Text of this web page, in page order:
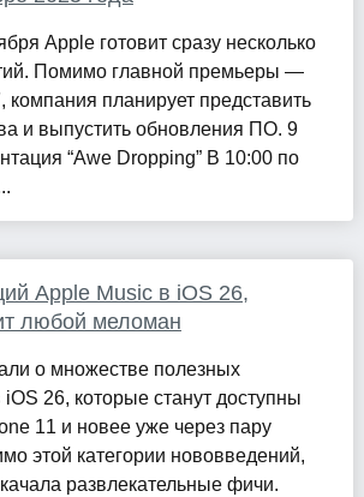
Apple готовит сразу несколько
Помимо главной премьеры —
компания планирует представить
и выпустить обновления ПО. 9
“Awe Dropping” В 10:00 по
Apple Music в iOS 26,
любой меломан
о множестве полезных
26, которые станут доступны
11 и новее уже через пару
этой категории нововведений,
развлекательные фичи.